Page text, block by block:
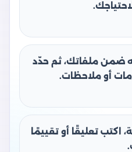
ضمن ملفاتك، ثم حدّد
أو ملاحظات.
اكتب تعليقًا أو تقييمًا